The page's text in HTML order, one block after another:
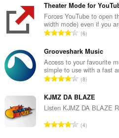
г
а
л
ь
а
к
і
л
ь
к
с
Theater Mode for
Forces YouTube to open
width mode) even if you
З
г
а
л
ь
а
к
і
л
6
Grooveshark Music
Access to your favourite
simple to use with a fast
З
г
а
ь
8
KJMZ DA BLAZE
Listen KJMZ DA BLAZE
З4